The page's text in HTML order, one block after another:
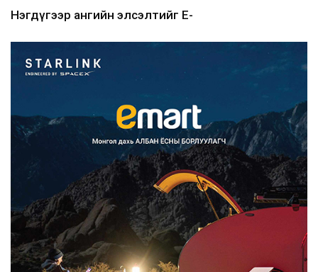
Нэгдүгээр ангийн элсэлтийг E-
Францад иргэд рүү зөвшөөрөлгүй
сурталчилгааны дууд...
2026/08/07